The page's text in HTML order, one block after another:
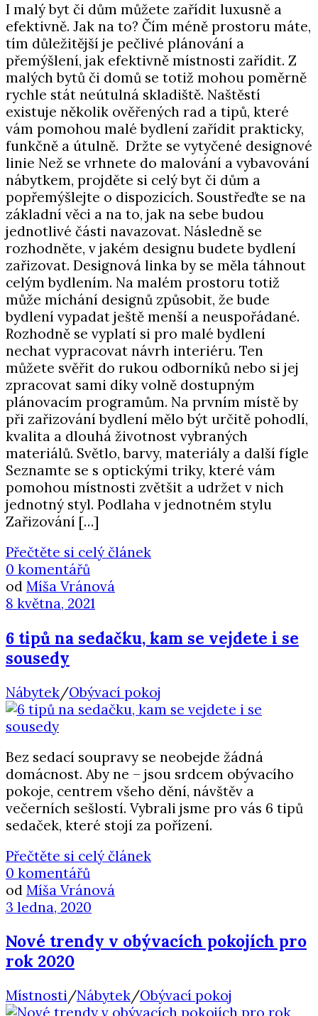
I malý byt či dům můžete zařídit luxusně a
efektivně. Jak na to? Čím méně prostoru máte,
tím důležitější je pečlivé plánování a
přemýšlení, jak efektivně místnosti zařídit. Z
malých bytů či domů se totiž mohou poměrně
rychle stát neútulná skladiště. Naštěstí
existuje několik ověřených rad a tipů, které
vám pomohou malé bydlení zařídit prakticky,
funkčně a útulně. Držte se vytyčené designové
linie Než se vrhnete do malování a vybavování
nábytkem, projděte si celý byt či dům a
popřemýšlejte o dispozicích. Soustřeďte se na
základní věci a na to, jak na sebe budou
jednotlivé části navazovat. Následně se
rozhodněte, v jakém designu budete bydlení
zařizovat. Designová linka by se měla táhnout
celým bydlením. Na malém prostoru totiž
může míchání designů způsobit, že bude
bydlení vypadat ještě menší a neuspořádané.
Rozhodně se vyplatí si pro malé bydlení
nechat vypracovat návrh interiéru. Ten
můžete svěřit do rukou odborníků nebo si jej
zpracovat sami díky volně dostupným
plánovacím programům. Na prvním místě by
při zařizování bydlení mělo být určitě pohodlí,
kvalita a dlouhá životnost vybraných
materiálů. Světlo, barvy, materiály a další fígle
Seznamte se s optickými triky, které vám
pomohou místnosti zvětšit a udržet v nich
jednotný styl. Podlaha v jednotném stylu
Zařizování […]
Přečtěte si celý článek
0 komentářů
od Míša Vránová
8 května, 2021
6 tipů na sedačku, kam se vejdete i se
sousedy
Nábytek/Obývací pokoj
Bez sedací soupravy se neobejde žádná
domácnost. Aby ne – jsou srdcem obývacího
pokoje, centrem všeho dění, návštěv a
večerních sešlostí. Vybrali jsme pro vás 6 tipů
sedaček, které stojí za pořízení.
Přečtěte si celý článek
0 komentářů
od Míša Vránová
3 ledna, 2020
Nové trendy v obývacích pokojích pro
rok 2020
Místnosti/Nábytek/Obývací pokoj